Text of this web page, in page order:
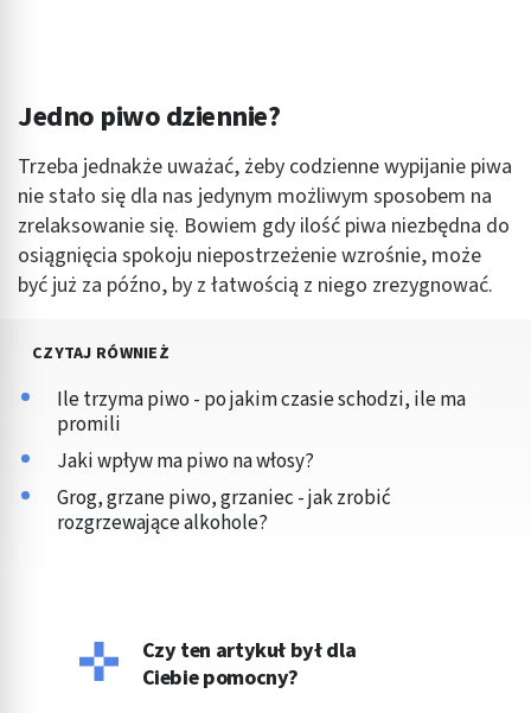
Jedno piwo dziennie?
Trzeba jednakże uważać, żeby codzienne wypijanie piwa
nie stało się dla nas jedynym możliwym sposobem na
zrelaksowanie się. Bowiem gdy ilość piwa niezbędna do
osiągnięcia spokoju niepostrzeżenie wzrośnie, może
być już za późno, by z łatwością z niego zrezygnować.
CZYTAJ RÓWNIEŻ
Ile trzyma piwo - po jakim czasie schodzi, ile ma
promili
Jaki wpływ ma piwo na włosy?
Grog, grzane piwo, grzaniec - jak zrobić
rozgrzewające alkohole?
Czy ten artykuł był dla
Ciebie pomocny?
reklam
Wykorzystanie profili do wyboru
spersonalizowanych reklam
Tworzenie profili w celu personalizacji treści
Wykorzystywanie profili w celu doboru
spersonalizowanych treści
Pomiar efektywności reklam
Pomiar efektywności treści
Rozumienie odbiorców dzięki statystyce lub
kombinacji danych z różnych źródeł
Rozwój i ulepszanie usług
Użycie dokładnych danych geolokalizacyjnych